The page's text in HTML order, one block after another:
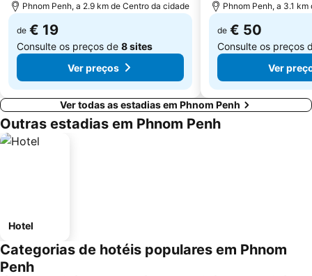
Phnom Penh, a 2.9 km de Centro da cidade
de € 19
Consulte os preços de 8 sites
Ver preços
Phnom Penh, a 3.1
de € 50
Consulte os preços
Ver
Ver todas as estadias em Phnom Penh
Outras estadias em Phnom Penh
Hotel
Categorias de hotéis populares em Phnom
Penh